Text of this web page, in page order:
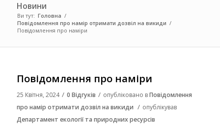
Новини
Ви тут: Головна /
Повідомлення про намір отримати дозвіл на викиди /
Повідомлення про наміри
Повідомлення про наміри
25 Квітня, 2024 / 0 Відгуків / опубліковано вПовідомлення
про намір отримати дозвіл на викиди / опублікував
Департамент екології та природних ресурсів